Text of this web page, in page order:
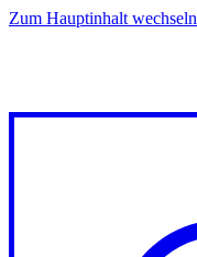
Zum Hauptinhalt wechseln